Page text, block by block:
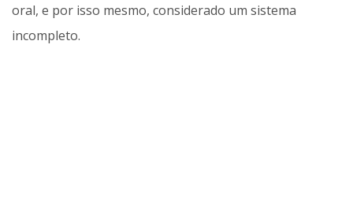
oral, e por isso mesmo, considerado um sistema
incompleto.